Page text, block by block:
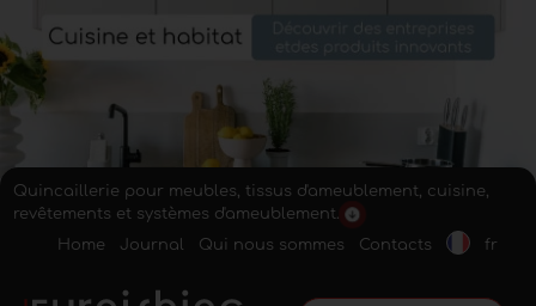
Quincaillerie pour meubles, tissus d'ameublement, cuisine,
revêtements et systèmes d'ameublement.
Home
Journal Qui nous sommes Contacts fr